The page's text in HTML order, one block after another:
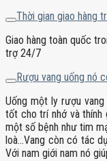
Thời gian giao hàng
Giao hàng toàn quốc
trợ 24/7
Rượu vang uống nó
Uống một ly rượu
tốt cho trí nhớ và thính
một số bệnh như tim
loà…Vang còn có tác
Với nam giới nam nó